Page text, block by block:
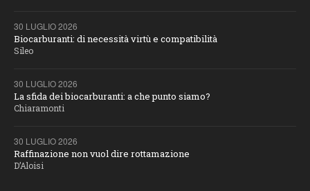
30 LUGLIO 2026
Biocarburanti: di necessità virtù e compatibilità
Sileo
30 LUGLIO 2026
La sfida dei biocarburanti: a che punto siamo?
Chiaramonti
30 LUGLIO 2026
Raffinazione non vuol dire rottamazione
D’Aloisi